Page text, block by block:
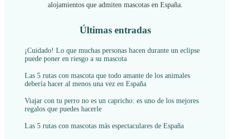
alojamientos que admiten mascotas en España.
Últimas entradas
¡Cuidado! Lo que muchas personas hacen durante un eclipse
puede poner en riesgo a su mascota
Las 5 rutas con mascota que todo amante de los animales
debería hacer al menos una vez en España
Viajar con tu perro no es un capricho: es uno de los mejores
regalos que puedes hacerle
Las 5 rutas con mascotas más espectaculares de España